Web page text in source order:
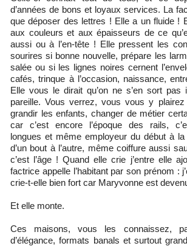
d’années de bons et loyaux services. La
que déposer des lettres ! Elle a un fluide !
aux couleurs et aux épaisseurs de ce
aussi ou à l’en-tête ! Elle pressent les
sourires si bonne nouvelle, prépare les
salée ou si les lignes noires cernent
cafés, trinque à l’occasion, naissance,
Elle vous le dirait qu’on ne s’en sort pas
pareille. Vous verrez, vous vous y
grandir les enfants, changer de métier
car c’est encore l’époque des rails,
longues et même employeur du début à
d’un bout à l’autre, même coiffure aussi
c’est l’âge ! Quand elle crie j’entre elle
factrice appelle l’habitant par son prénom :
crie-t-elle bien fort car Maryvonne est
Et elle monte.
Ces maisons, vous les connaissez,
d’élégance, formats banals et surtout